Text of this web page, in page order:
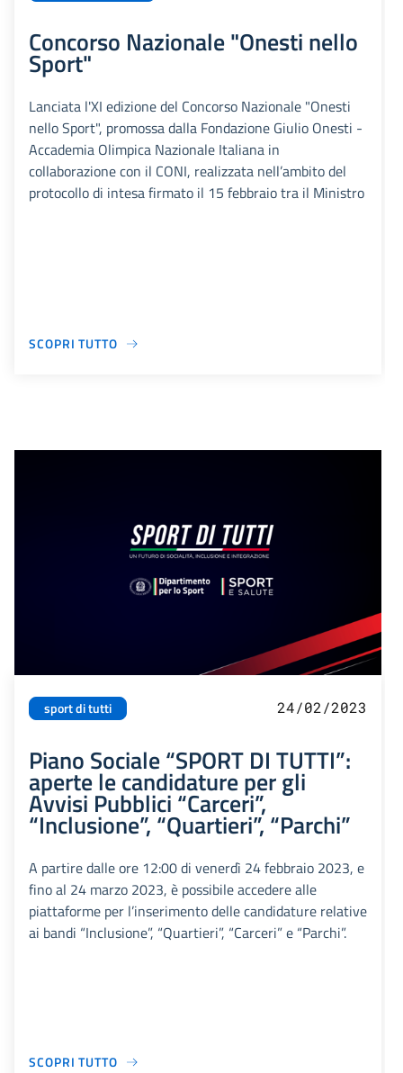
Concorso Nazionale "Onesti nello
Sport"
Lanciata l'XI edizione del Concorso Nazionale "Onesti
nello Sport", promossa dalla Fondazione Giulio Onesti -
Accademia Olimpica Nazionale Italiana in
collaborazione con il CONI, realizzata nell’ambito del
protocollo di intesa firmato il 15 febbraio tra il Ministro
SCOPRI TUTTO
sport di tutti 24/02/2023
Piano Sociale “SPORT DI TUTTI”:
aperte le candidature per gli
Avvisi Pubblici “Carceri”,
“Inclusione”, “Quartieri”, “Parchi”
A partire dalle ore 12:00 di venerdì 24 febbraio 2023, e
fino al 24 marzo 2023, è possibile accedere alle
piattaforme per l’inserimento delle candidature relative
ai bandi “Inclusione”, “Quartieri”, “Carceri” e “Parchi”.
SCOPRI TUTTO